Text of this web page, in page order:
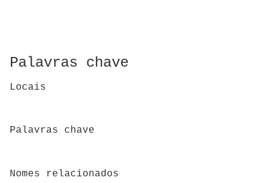
Palavras chave
Locais
Palavras chave
Nomes relacionados